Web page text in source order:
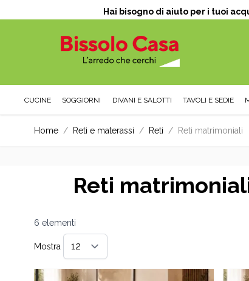
Hai bisogno di aiuto per i tuoi
CUCINE SOGGIORNI DIVANI E SALOTTI TAVOLI E SEDIE
Home / Reti e materassi / Reti / Reti matrimoniali
Reti
6 elementi
Mostra
per pagina